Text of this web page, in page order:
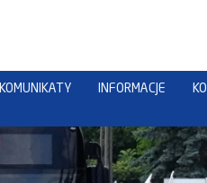
KOMUNIKATY INFORMACJE